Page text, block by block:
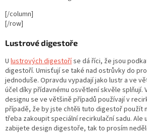
[/column]
[/row]
Lustrové digestoře
U lustrových digestoříse dá říci, že jsou
digestoří. Umisťují se také nad ostrůvky do
jednoduše. Opravdu vypadají jako lustr a ve
účel díky přídavnému osvětlení skvěle splňují.
designu se ve většině případů používají v
případě, že by jste chtěli tuto digestoř použít
třeba zakoupit speciální recirkulační sadu.
zabijete design digestoře, tak to prosím